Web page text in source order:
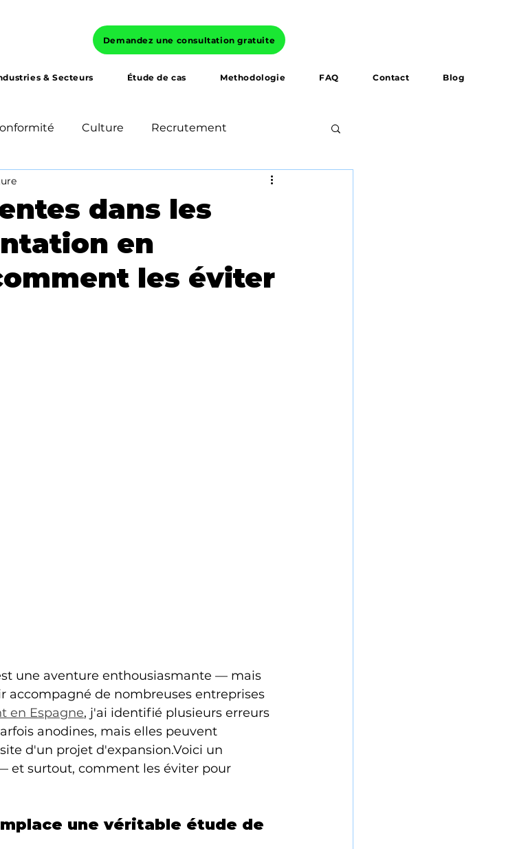
Demandez une consultation gratuite
& Secteurs Étude de cas Methodologie FAQ Contact Blog
Culture Recrutement
Pratiques commerciales
dans les
en
les éviter
une aventure enthousiasmante — mais
accompagné de nombreuses entreprises
en Espagne, j'ai identifié plusieurs erreurs
anodines, mais elles peuvent
d'un projet d'expansion.Voici un
et surtout, comment les éviter pour
une véritable étude de